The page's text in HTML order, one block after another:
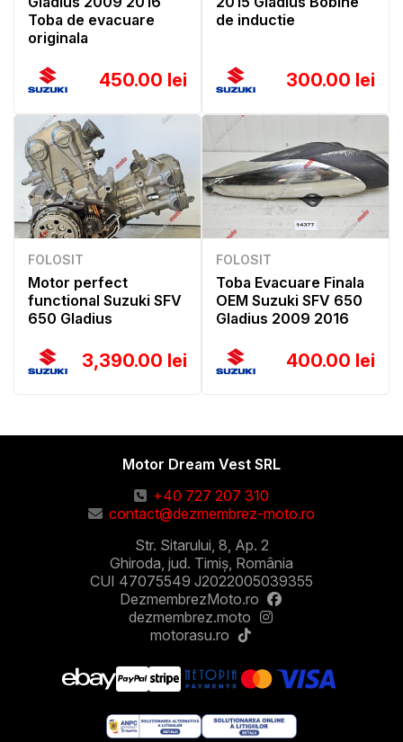
Toba de evacuare
originala
450.00 lei
de inductie
300.00 lei
FOLOSIT
Motor perfect
functional Suzuki SFV
650 Gladius
3,390.00 lei
FOLOSIT
Toba Evacuare Finala
OEM Suzuki SFV 650
Gladius 2009 2016
400.00 lei
Motor Dream Vest SRL
+40 727 207 310
contact@dezmembrez-moto.ro
Str. Sitarului, 8, Ap. 2
Ghiroda, jud. Timiș, România
CUI 47075549 J2022005039355
DezmembrezMoto.ro
dezmembrez.moto
motorasu.ro